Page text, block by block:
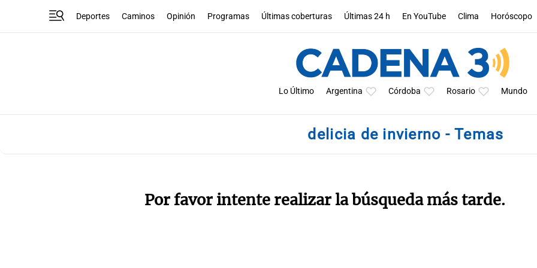
Deportes Caminos Opinión Programas Últimas coberturas Últimas 24 h En YouTube Clima Horóscopo
Lo Último Argentina Córdoba Rosario Mundo
delicia de invierno - Temas
Por favor intente realizar la búsqueda más tarde.